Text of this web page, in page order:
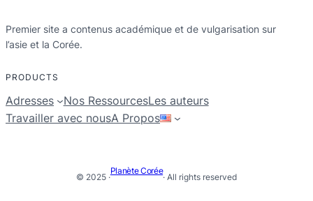
Premier site a contenus académique et de vulgarisation sur
l’asie et la Corée.
PRODUCTS
Adresses Nos RessourcesLes auteurs
Travailler avec nousA Propos
© 2025 ·
Planète Corée
· All rights reserved